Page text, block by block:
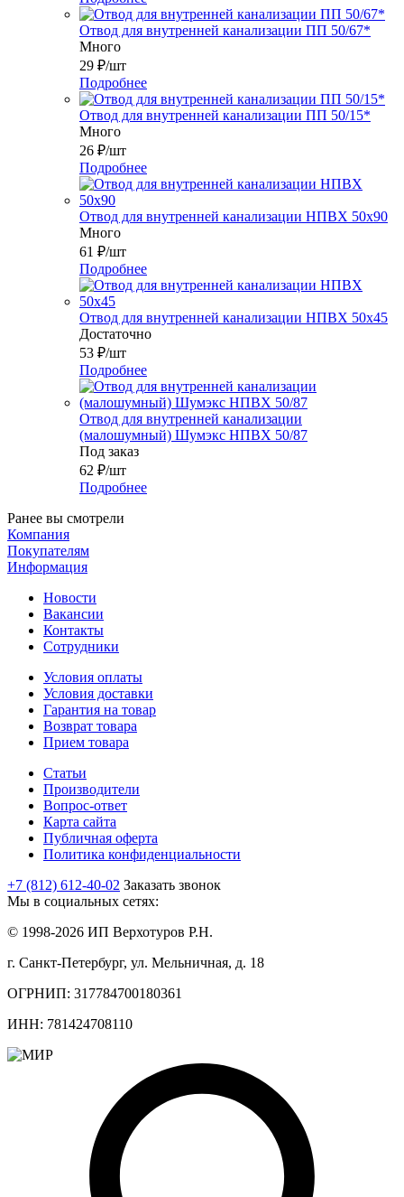
Отвод для внутренней канализации ПП 50/67*
Много
29 ₽/шт
Подробнее
Отвод для внутренней канализации ПП 50/15*
Много
26 ₽/шт
Подробнее
Отвод для внутренней канализации НПВХ 50x90
Много
61 ₽/шт
Подробнее
Отвод для внутренней канализации НПВХ 50x45
Достаточно
53 ₽/шт
Подробнее
Отвод для внутренней канализации
(малошумный) Шумэкс НПВХ 50/87
Под заказ
62 ₽/шт
Подробнее
Ранее вы смотрели
Компания
Покупателям
Информация
Новости
Вакансии
Контакты
Сотрудники
Условия оплаты
Условия доставки
Гарантия на товар
Возврат товара
Прием товара
Статьи
Производители
Вопрос-ответ
Карта сайта
Публичная оферта
Политика конфиденциальности
+7 (812) 612-40-02 Заказать звонок
Мы в социальных сетях:
© 1998-2026 ИП Верхотуров Р.Н.
г. Санкт-Петербург, ул. Мельничная, д. 18
ОГРНИП: 317784700180361
ИНН: 781424708110